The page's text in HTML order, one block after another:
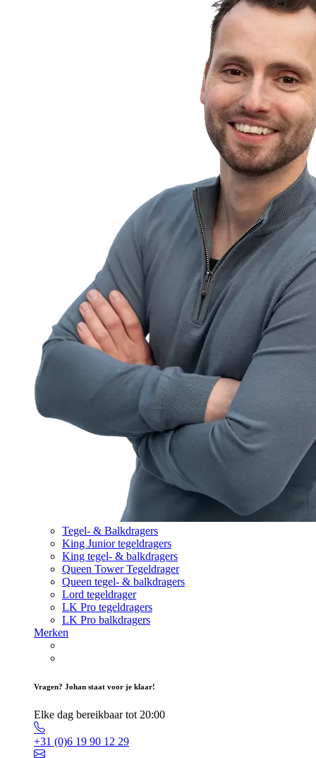
Tegel- & Balkdragers
King Junior tegeldragers
King tegel- & balkdragers
Queen Tower Tegeldrager
Queen tegel- & balkdragers
Lord tegeldrager
LK Pro tegeldragers
LK Pro balkdragers
Merken
Vragen? Johan staat voor je klaar!
Elke dag bereikbaar tot 20:00
+31 (0)6 19 90 12 29